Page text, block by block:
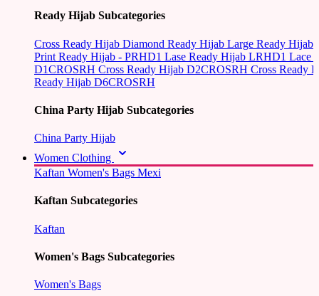
Ready Hijab Subcategories
Cross Ready Hijab Diamond Ready Hijab Large Ready Hijab
Print Ready Hijab - PRHD1 Lase Ready Hijab LRHD1 Lace
D1CROSRH Cross Ready Hijab D2CROSRH Cross Ready
Ready Hijab D6CROSRH
China Party Hijab Subcategories
China Party Hijab
Women Clothing
Kaftan Women's Bags Mexi
Kaftan Subcategories
Kaftan
Women's Bags Subcategories
Women's Bags